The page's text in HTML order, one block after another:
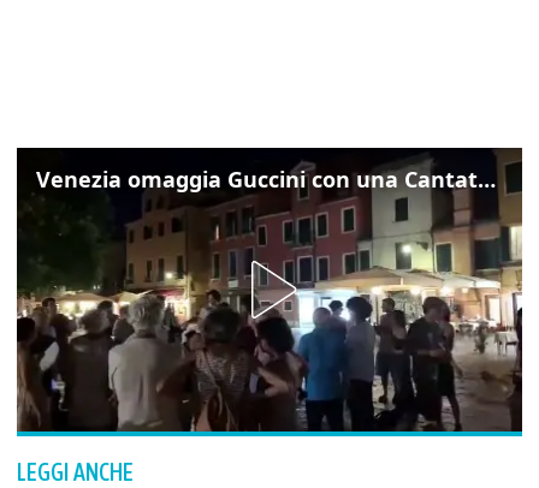
Venezia omaggia Guccini con una Cantata Anarchica in campo Santa Margherita
LEGGI ANCHE